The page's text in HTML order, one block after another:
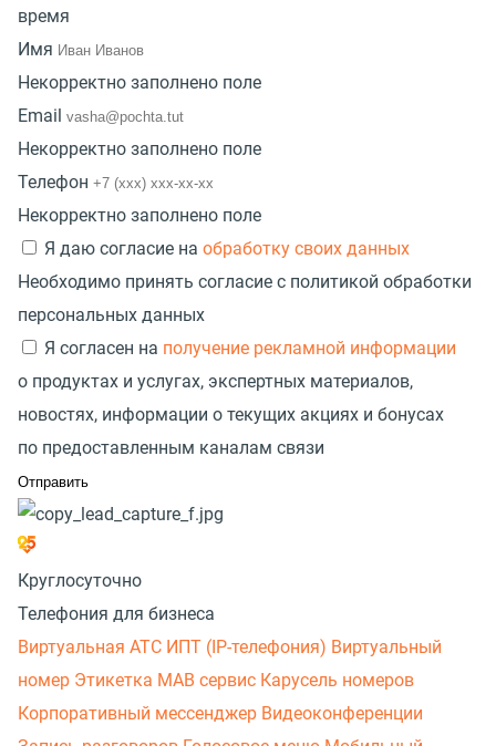
время
Имя
Некорректно заполнено поле
Email
Некорректно заполнено поле
Телефон
Некорректно заполнено поле
Я даю согласие на обработку своих данных
Необходимо принять согласие с политикой обработки
персональных данных
Я согласен на получение рекламной информации
о продуктах и услугах, экспертных материалов,
новостях, информации о текущих акциях и бонусах
по предоставленным каналам связи
Круглосуточно
Телефония для бизнеса
Виртуальная АТС ИПТ (IP-телефония) Виртуальный
номер Этикетка МАВ сервис Карусель номеров
Корпоративный мессенджер Видеоконференции